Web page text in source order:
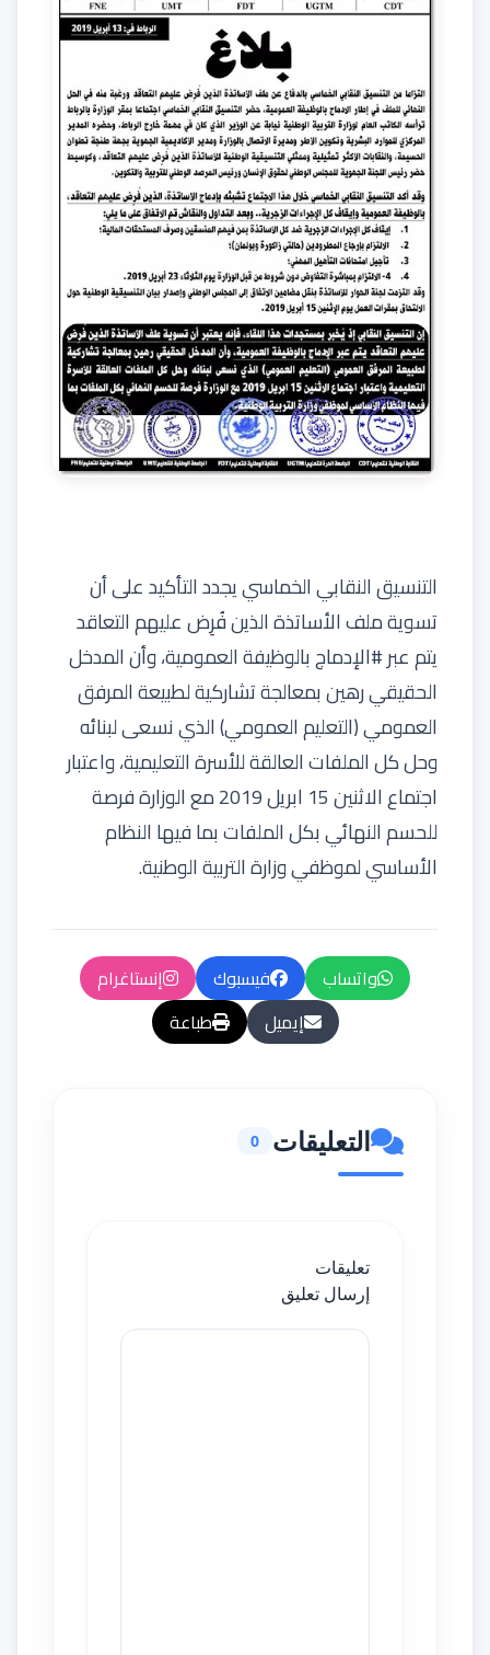
التنسيق النقابي الخماسي يجدد التأكيد على أن
تسوية ملف الأساتذة الذين فُرِض عليهم التعاقد
يتم عبر #الإدماج بالوظيفة العمومية، وأن المدخل
الحقيقي رهين بمعالجة تشاركية لطبيعة المرفق
العمومي (التعليم العمومي) الذي نسعى لبنائه
وحل كل الملفات العالقة للأسرة التعليمية، واعتبار
اجتماع الاثنين 15 ابريل 2019 مع الوزارة فرصة
للحسم النهائي بكل الملفات بما فيها النظام
الأساسي لموظفي وزارة التربية الوطنية.
واتساب فيسبوك
إنستاغرام
إيميل
طباعة
التعليقات 0
تعليقات
إرسال تعليق